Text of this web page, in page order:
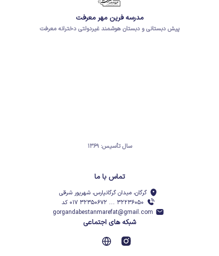
مدرسه فرین مهر معرفت
پیش دبستانی و دبستان هوشمند غیردولتی دخترانه معرفت
سال تأسیس: ۱۳۶۹
تماس با ما
گرگان، میدان گرگانپارس، شهریور شرقی
۳۲۲۳۶۰۵۰ ... ۳۲۳۵۰۶۷۲ ۰۱۷ کد
gorgandabestanmarefat@gmail.com
شبکه های اجتماعی